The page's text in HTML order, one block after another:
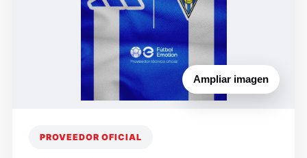
Ampliar imagen
PROVEEDOR OFICIAL